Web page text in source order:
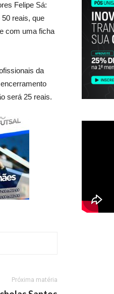
Felipe Sá:
reais, que
com uma ficha
da
será 25 reais.
Próxima matéria